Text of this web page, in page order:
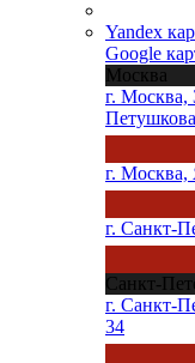
Yandex
Google
Москва
г.
г. Москва,
г. Санкт-
Санкт-
г. Санкт-
34